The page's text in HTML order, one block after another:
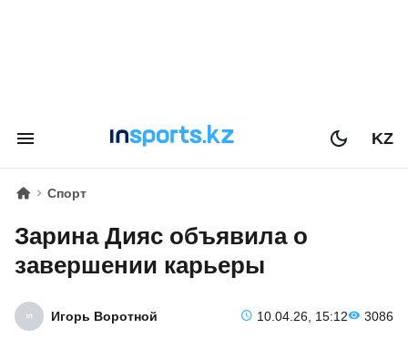
KZ
Спорт
Зарина Дияс объявила о
завершении карьеры
Игорь Воротной 10.04.26, 15:12 3086